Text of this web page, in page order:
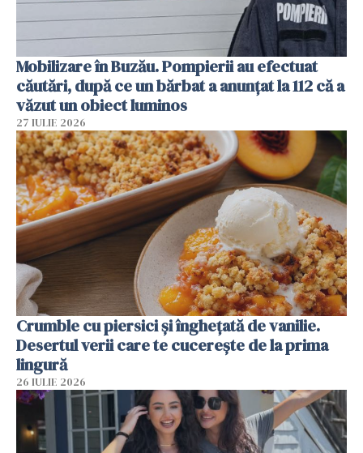
Mobilizare în Buzău. Pompierii au efectuat
căutări, după ce un bărbat a anunțat la 112 că a
văzut un obiect luminos
27 IULIE 2026
Crumble cu piersici și înghețată de vanilie.
Desertul verii care te cucerește de la prima
lingură
26 IULIE 2026